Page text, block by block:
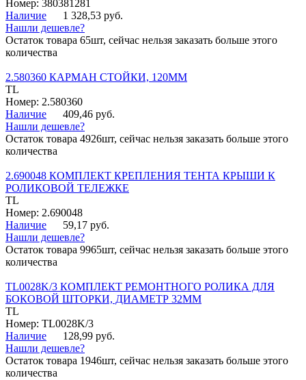
Номер: 380381281
Наличие
1 328,53 руб.
Нашли дешевле?
Остаток товара 65шт, сейчас нельзя заказать больше этого
количества
2.580360 КАРМАН СТОЙКИ, 120ММ
TL
Номер: 2.580360
Наличие
409,46 руб.
Нашли дешевле?
Остаток товара 4926шт, сейчас нельзя заказать больше этого
количества
2.690048 КОМПЛЕКТ КРЕПЛЕНИЯ ТЕНТА КРЫШИ К
РОЛИКОВОЙ ТЕЛЕЖКЕ
TL
Номер: 2.690048
Наличие
59,17 руб.
Нашли дешевле?
Остаток товара 9965шт, сейчас нельзя заказать больше этого
количества
TL0028K/3 КОМПЛЕКТ РЕМОНТНОГО РОЛИКА ДЛЯ
БОКОВОЙ ШТОРКИ, ДИАМЕТР 32ММ
TL
Номер: TL0028K/3
Наличие
128,99 руб.
Нашли дешевле?
Остаток товара 1946шт, сейчас нельзя заказать больше этого
количества